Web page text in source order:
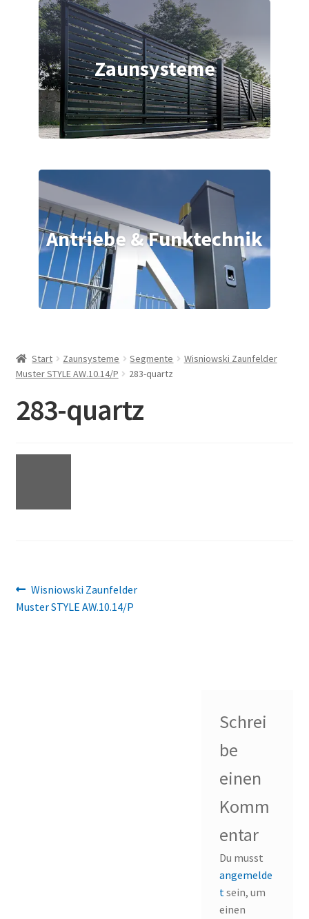
Zaunsysteme
Antriebe & Funktechnik
Start Zaunsysteme Segmente
Wisniowski Zaunfelder
Muster STYLE AW.10.14/P
283-quartz
283-quartz
Beitragsnavigation
Vorheriger
Beitrag:
Wisniowski Zaunfelder
Muster STYLE AW.10.14/P
Schrei
be
einen
Komm
entar
Du musst
angemelde
tsein, um
einen